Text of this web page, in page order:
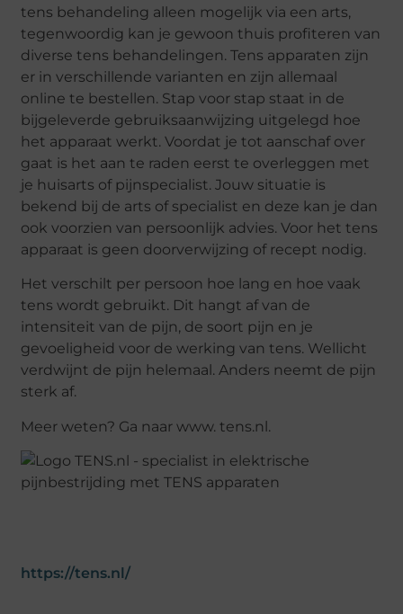
tens behandeling alleen mogelijk via een arts,
tegenwoordig kan je gewoon thuis profiteren van
diverse tens behandelingen. Tens apparaten zijn
er in verschillende varianten en zijn allemaal
online te bestellen. Stap voor stap staat in de
bijgeleverde gebruiksaanwijzing uitgelegd hoe
het apparaat werkt. Voordat je tot aanschaf over
gaat is het aan te raden eerst te overleggen met
je huisarts of pijnspecialist. Jouw situatie is
bekend bij de arts of specialist en deze kan je dan
ook voorzien van persoonlijk advies. Voor het tens
apparaat is geen doorverwijzing of recept nodig.
Het verschilt per persoon hoe lang en hoe vaak
tens wordt gebruikt. Dit hangt af van de
intensiteit van de pijn, de soort pijn en je
gevoeligheid voor de werking van tens. Wellicht
verdwijnt de pijn helemaal. Anders neemt de pijn
sterk af.
Meer weten? Ga naar www. tens.nl.
https://tens.nl/